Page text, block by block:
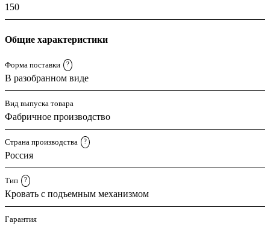
150
Общие характеристики
Форма поставки ?
В разобранном виде
Вид выпуска товара
Фабричное производство
Страна производства ?
Россия
Тип ?
Кровать с подъемным механизмом
Гарантия